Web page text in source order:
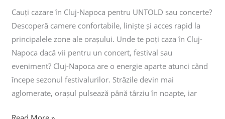
Cauți cazare în Cluj-Napoca pentru UNTOLD sau concerte?
Descoperă camere confortabile, liniște și acces rapid la
principalele zone ale orașului. Unde te poți caza în Cluj-
Napoca dacă vii pentru un concert, festival sau
eveniment? Cluj-Napoca are o energie aparte atunci când
începe sezonul festivalurilor. Străzile devin mai
aglomerate, orașul pulsează până târziu în noapte, iar